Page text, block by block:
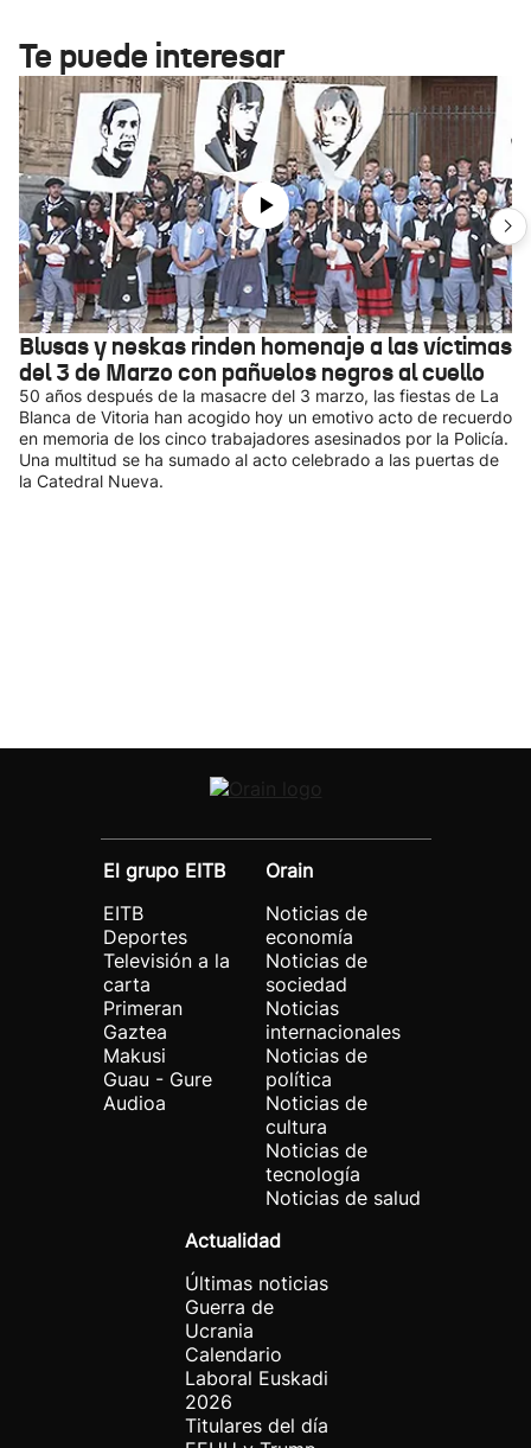
Te puede interesar
Blusas y neskas rinden homenaje a las víctimas
del 3 de Marzo con pañuelos negros al cuello
50 años después de la masacre del 3 marzo, las fiestas de La
Blanca de Vitoria han acogido hoy un emotivo acto de recuerdo
en memoria de los cinco trabajadores asesinados por la Policía.
Una multitud se ha sumado al acto celebrado a las puertas de
la Catedral Nueva.
El grupo EITB
EITB
Deportes
Televisión a la
carta
Primeran
Gaztea
Makusi
Guau - Gure
Audioa
Orain
Noticias de
economía
Noticias de
sociedad
Noticias
internacionales
Noticias de
política
Noticias de
cultura
Noticias de
tecnología
Noticias de salud
Actualidad
Últimas noticias
Guerra de
Ucrania
Calendario
Laboral Euskadi
2026
Titulares del día